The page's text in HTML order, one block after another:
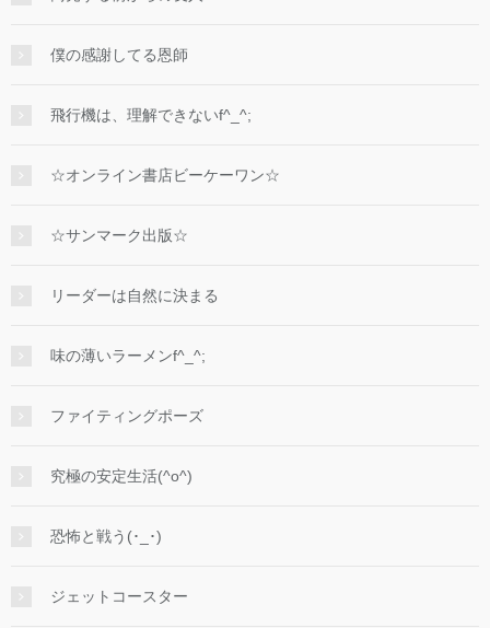
僕の感謝してる恩師
飛行機は、理解できないf^_^;
☆オンライン書店ビーケーワン☆
☆サンマーク出版☆
リーダーは自然に決まる
味の薄いラーメンf^_^;
ファイティングポーズ
究極の安定生活(^o^)
恐怖と戦う(･_･)
ジェットコースター